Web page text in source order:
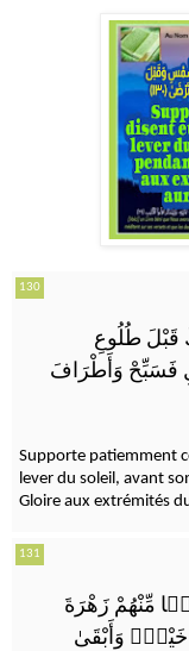
130
قَبْلَ طُلُوعِ
فَسَبِّحْ وَأَطْرَافَ
Supporte patiemment
lever du soleil, avant
Gloire aux extrémités
131
مِّنْهُمْ زَهْرَةَ
خَيْرٌۭ وَأَبْقَىٰ